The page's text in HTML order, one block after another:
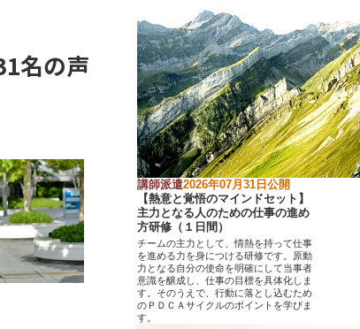
名の声
講師派遣2026年07月31日公開
【熱意と覚悟のマインドセット】
主力となる人のための仕事の進め
方研修（１日間）
チームの主力として、情熱を持って仕事
を進める力を身につける研修です。原動
力となる自分の使命を明確にして当事者
意識を醸成し、仕事の目標を具体化しま
す。そのうえで、行動に落とし込むため
のＰＤＣＡサイクルのポイントを学びま
す。